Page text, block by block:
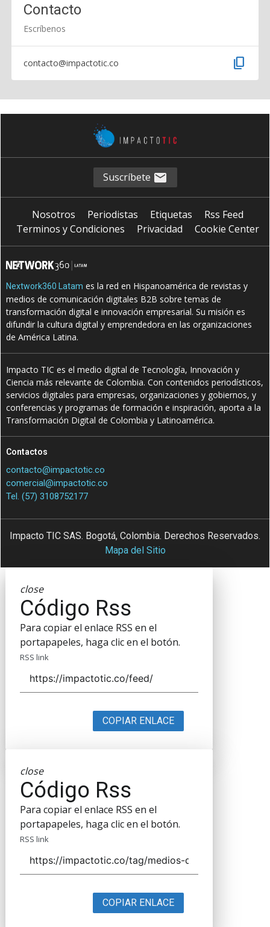
Contacto
Escríbenos
contacto@impactotic.co content_copy
Suscríbete
Nosotros Periodistas Etiquetas
Rss Feed
Terminos y Condiciones
Privacidad Cookie Center
Nextwork360 Latam es la red en Hispanoamérica de revistas y
medios de comunicación digitales B2B sobre temas de
transformación digital e innovación empresarial. Su misión es
difundir la cultura digital y emprendedora en las organizaciones
de América Latina.
Impacto TIC es el medio digital de Tecnología, Innovación y
Ciencia más relevante de Colombia. Con contenidos periodísticos,
servicios digitales para empresas, organizaciones y gobiernos, y
conferencias y programas de formación e inspiración, aporta a la
Transformación Digital de Colombia y Latinoamérica.
Contactos
contacto@impactotic.co
comercial@impactotic.co
Tel. (57) 3108752177
Impacto TIC SAS. Bogotá, Colombia. Derechos Reservados.
Mapa del Sitio
close
Código Rss
Para copiar el enlace RSS en el
portapapeles, haga clic en el botón.
RSS link
COPIAR ENLACE
close
Código Rss
Para copiar el enlace RSS en el
portapapeles, haga clic en el botón.
RSS link
COPIAR ENLACE